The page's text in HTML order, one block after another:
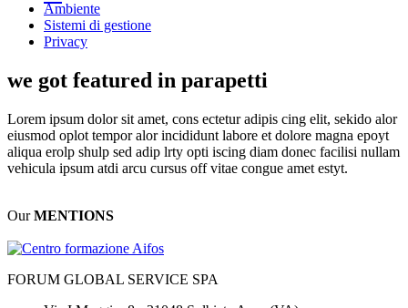
Ambiente
Sistemi di gestione
Privacy
we got featured in parapetti
Lorem ipsum dolor sit amet, cons ectetur adipis cing elit, sekido alor
eiusmod oplot tempor alor incididunt labore et dolore magna epoyt
aliqua erolp shulp sed adip lrty opti iscing diam donec facilisi nullam
vehicula ipsum atdi arcu cursus off vitae congue amet estyt.
OurMENTIONS
FORUM GLOBAL SERVICE SPA